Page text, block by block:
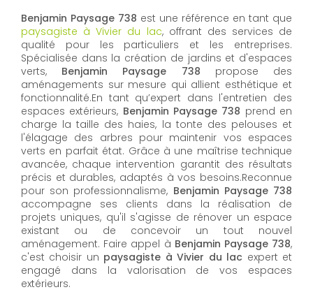
Benjamin Paysage 738 est une référence en tant que
paysagiste à Vivier du lac, offrant des services de
qualité pour les particuliers et les entreprises.
Spécialisée dans la création de jardins et d'espaces
verts, Benjamin Paysage 738 propose des
aménagements sur mesure qui allient esthétique et
fonctionnalité.En tant qu’expert dans l'entretien des
espaces extérieurs, Benjamin Paysage 738 prend en
charge la taille des haies, la tonte des pelouses et
l'élagage des arbres pour maintenir vos espaces
verts en parfait état. Grâce à une maîtrise technique
avancée, chaque intervention garantit des résultats
précis et durables, adaptés à vos besoins.Reconnue
pour son professionnalisme, Benjamin Paysage 738
accompagne ses clients dans la réalisation de
projets uniques, qu'il s'agisse de rénover un espace
existant ou de concevoir un tout nouvel
aménagement. Faire appel à Benjamin Paysage 738,
c'est choisir un paysagiste à Vivier du lac expert et
engagé dans la valorisation de vos espaces
extérieurs.